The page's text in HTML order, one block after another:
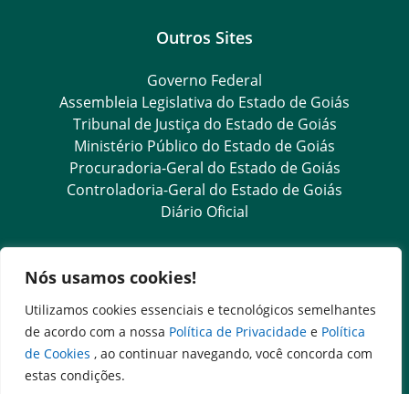
Nós usamos cookies!
Utilizamos cookies essenciais e tecnológicos semelhantes
de acordo com a nossa Política de Privacidade e Política
de Cookies , ao continuar navegando, você concorda com
estas condições.
Outros Sites
Governo Federal
Assembleia Legislativa do Estado de Goiás
Tribunal de Justiça do Estado de Goiás
Ministério Público do Estado de Goiás
Procuradoria-Geral do Estado de Goiás
Controladoria-Geral do Estado de Goiás
Diário Oficial
Transparência e Ouvidoria
LGPD
Goiás Transparência
Dados Abertos Goiás
SIC – Serviço de Informação ao Cidadão